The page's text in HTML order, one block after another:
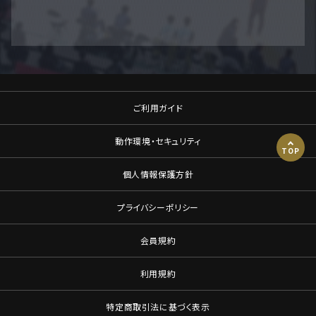
ご利用ガイド
動作環境・セキュリティ
個人情報保護方針
プライバシーポリシー
会員規約
利用規約
特定商取引法に基づく表示
TOP